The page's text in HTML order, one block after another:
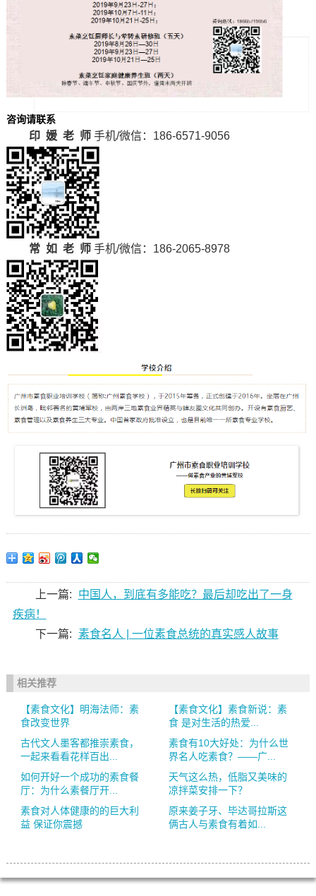
咨询请联系
印 媛 老 师手机/微信：186-6571-9056
常 如 老 师手机/微信：186-2065-8978
上一篇:
中国人，到底有多能吃？最后却吃出了一身
疾病！
下一篇: 素食名人 | 一位素食总统的真实感人故事
相关推荐
【素食文化】明海法师：素
食改变世界
【素食文化】素食新说：素
食 是对生活的热爱...
古代文人墨客都推崇素食，
一起来看看花样百出...
素食有10大好处：为什么世
界名人吃素食？——广...
如何开好一个成功的素食餐
厅：为什么素餐厅开...
天气这么热，低脂又美味的
凉拌菜安排一下？
素食对人体健康的的巨大利
益 保证你震撼
原来姜子牙、毕达哥拉斯这
俩古人与素食有着如...